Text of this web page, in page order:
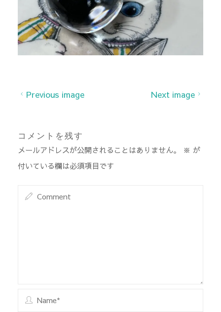
Previous image Next image
コメントを残す
メールアドレスが公開されることはありません。 ※ が
付いている欄は必須項目です